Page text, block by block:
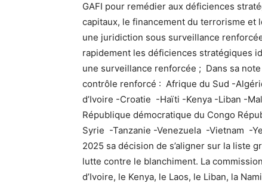
GAFI pour remédier aux déficiences
capitaux, le financement du terrorisme et
une juridiction sous surveillance
rapidement les déficiences stratégiques
une surveillance renforcée ; Dans sa
contrôle renforcé : Afrique du Sud -
d’Ivoire -Croatie -Haïti -Kenya -Liban -
République démocratique du Congo
Syrie -Tanzanie -Venezuela -Vietnam -
2025 sa décision de s’aligner sur la liste
lutte contre le blanchiment. La
d’Ivoire, le Kenya, le Laos, le Liban, la